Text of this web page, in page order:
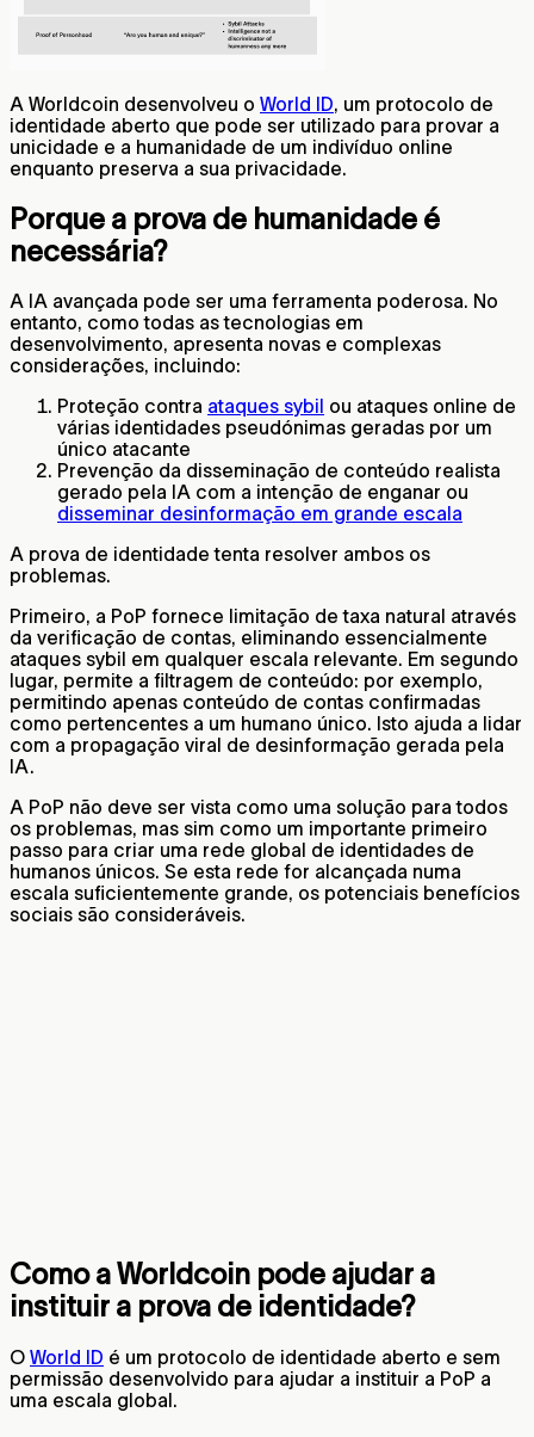
A Worldcoin desenvolveu o World ID, um protocolo de
identidade aberto que pode ser utilizado para provar a
unicidade e a humanidade de um indivíduo online
enquanto preserva a sua privacidade.
Porque a prova de humanidade é
necessária?
A IA avançada pode ser uma ferramenta poderosa. No
entanto, como todas as tecnologias em
desenvolvimento, apresenta novas e complexas
considerações, incluindo:
Proteção contra ataques sybil ou ataques online de
várias identidades pseudónimas geradas por um
único atacante
Prevenção da disseminação de conteúdo realista
gerado pela IA com a intenção de enganar ou
disseminar desinformação em grande escala
A prova de identidade tenta resolver ambos os
problemas.
Primeiro, a PoP fornece limitação de taxa natural através
da verificação de contas, eliminando essencialmente
ataques sybil em qualquer escala relevante. Em segundo
lugar, permite a filtragem de conteúdo: por exemplo,
permitindo apenas conteúdo de contas confirmadas
como pertencentes a um humano único. Isto ajuda a lidar
com a propagação viral de desinformação gerada pela
IA.
A PoP não deve ser vista como uma solução para todos
os problemas, mas sim como um importante primeiro
passo para criar uma rede global de identidades de
humanos únicos. Se esta rede for alcançada numa
escala suficientemente grande, os potenciais benefícios
sociais são consideráveis.
Como a Worldcoin pode ajudar a
instituir a prova de identidade?
O World ID é um protocolo de identidade aberto e sem
permissão desenvolvido para ajudar a instituir a PoP a
uma escala global.